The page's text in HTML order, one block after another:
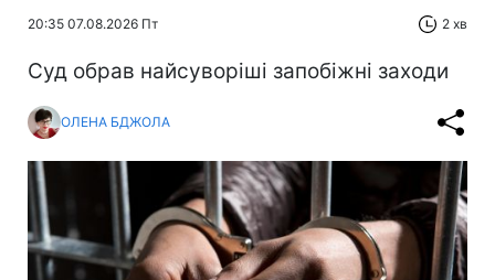
20:35 07.08.2026 Пт 2 хв
Суд обрав найсуворіші запобіжні заходи
ОЛЕНА БДЖОЛА